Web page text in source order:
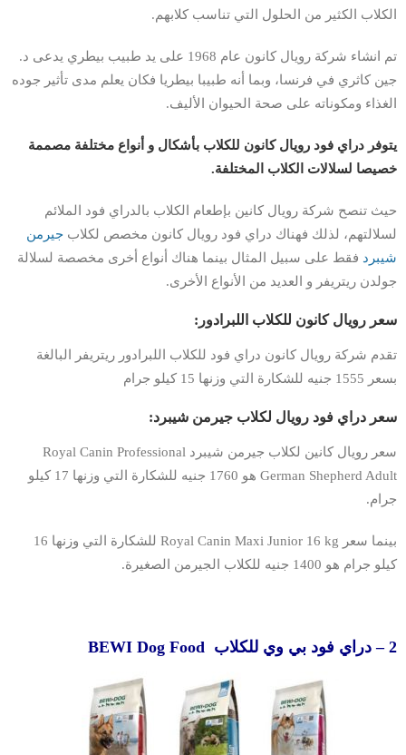
الكلاب الكثير من الحلول التي تناسب كلابهم.
تم انشاء شركة رويال كانون عام 1968 على يد طبيب بيطري يدعى د.
جين كاثري في فرنسا، وبما أنه طبيبا بيطريا فكان يعلم مدى تأثير جوده
الغذاء ومكوناته على صحة الحيوان الأليف.
يتوفر دراي فود رويال كانون للكلاب بأشكال و أنواع مختلفة مصممة
خصيصا لسلالات الكلاب المختلفة.
حيث تنصح شركة رويال كانين بإطعام الكلاب بالدراي فود الملائم
لسلالتهم، لذلك فهناك دراي فود رويال كانون مخصص لكلاب جيرمن
شيبرد فقط على سبيل المثال بينما هناك أنواع أخرى مخصصة لسلالة
جولدن ريتريفر و العديد من الأنواع الأخرى.
سعر رويال كانون للكلاب اللبرادور:
تقدم شركة رويال كانون دراي فود للكلاب اللبرادور ريتريفر البالغة
بسعر 1555 جنيه للشكارة التي وزنها 15 كيلو جرام
سعر دراي فود رويال لكلاب جيرمن شيبرد:
سعر رويال كانين لكلاب جيرمن شيبرد Royal Canin Professional
German Shepherd Adult هو 1760 جنيه للشكارة التي وزنها 17 كيلو
جرام.
بينما سعر Royal Canin Maxi Junior 16 kg للشكارة التي وزنها 16
كيلو جرام هو 1400 جنيه للكلاب الجيرمن الصغيرة.
2 – دراي فود بي وي للكلاب BEWI Dog Food